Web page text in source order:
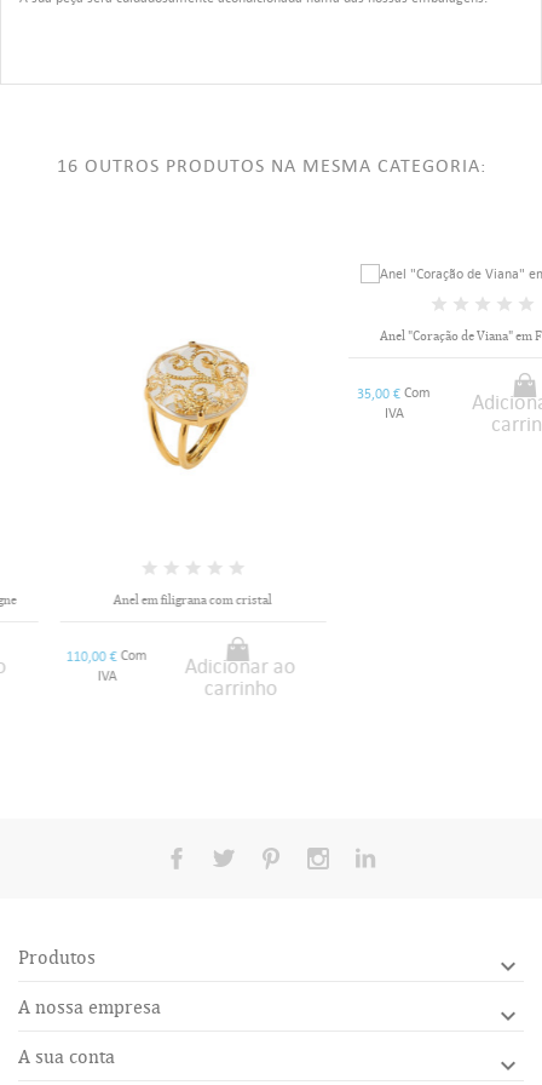
16 OUTROS PRODUTOS NA MESMA CATEGORIA:
Anel em filigrana com cristal
Com
Adicionar ao
carrinho
Anel "Coração de Viana" em Filigrana
Com
Adicionar ao
carrinho
Produtos 
A nossa empresa 
A sua conta 